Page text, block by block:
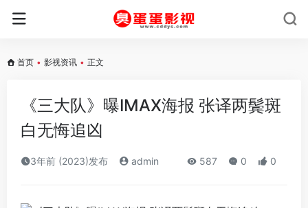
首页 • 影视资讯 • 正文
《三大队》曝IMAX海报 张译两鬓斑
白无悔追凶
3年前 (2023)发布 admin 587 0 0